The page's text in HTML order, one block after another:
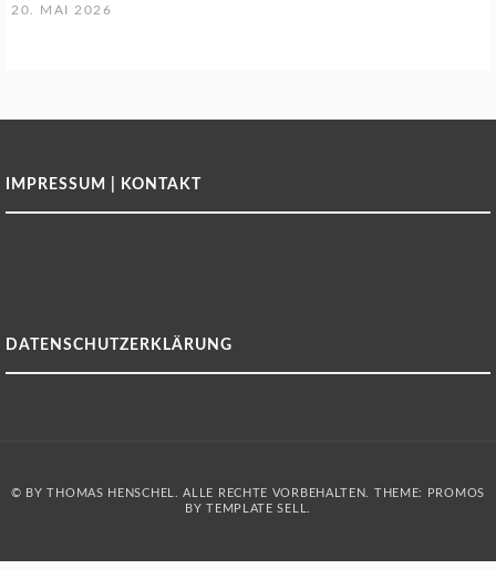
20. MAI 2026
IMPRESSUM | KONTAKT
DATENSCHUTZERKLÄRUNG
© BY THOMAS HENSCHEL. ALLE RECHTE VORBEHALTEN. THEME: PROMOS
BYTEMPLATE SELL